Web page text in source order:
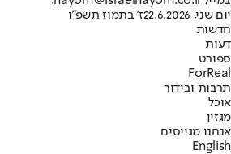
יום שני, 22.6.2026
ז' בתמוז תשפ"ו
חדשות
דעות
ספורט
ForReal
תרבות ובידור
אוכל
מגזין
אנחנו מגייסים
English